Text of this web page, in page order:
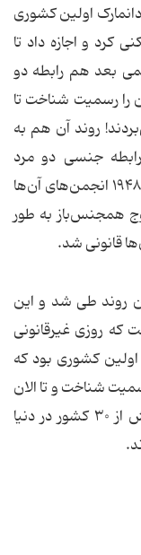
اولین کشوری
خط شکنی کرد و اجازه داد تا
بعد هم رابطه دو
را رسمیت شناخت تا
روند آن هم به
سال ۱۹۳۳ ابتدا از رابطه جنسی دو مرد
جرم‌زدایی و مجازات اعدام لغو شد! در سال ۱۹۴۸ انجمن‌های آن‌ها
اولین زوج همجنس‌باز به طور
روند طی شد و این
روزی غیرقانونی
در سال ۲۰۰۱، هلند اولین کشوری بود که
شناخت و تا الان
که در اوایل سال ۲۰۲۴ به سر می‌بریم بیش از ۳۰ کشور در دنیا